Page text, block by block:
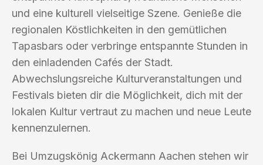
und eine kulturell vielseitige Szene. Genieße die
regionalen Köstlichkeiten in den gemütlichen
Tapasbars oder verbringe entspannte Stunden in
den einladenden Cafés der Stadt.
Abwechslungsreiche Kulturveranstaltungen und
Festivals bieten dir die Möglichkeit, dich mit der
lokalen Kultur vertraut zu machen und neue Leute
kennenzulernen.
Bei Umzugskönig Ackermann Aachen stehen wir